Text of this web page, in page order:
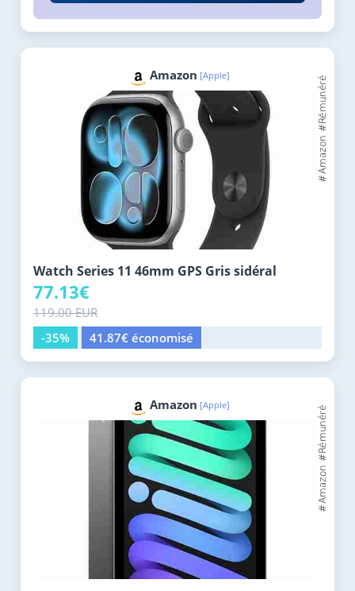
Amazon [Apple]
Watch Series 11 46mm GPS Gris sidéral
77.13€
119.00 EUR
-35%
41.87€ économisé
Amazon [Apple]